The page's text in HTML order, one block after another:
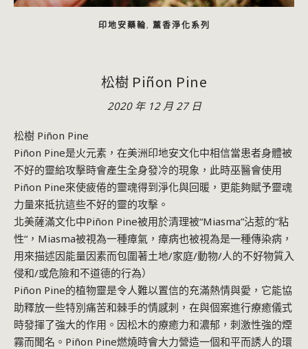
印地安藥輪, 薰香淨化系列
松樹 Piñon Pine
2020 年 12 月 27 日
松樹 Piñon Pine
Piñon Pine是火元素，在美洲印地安文化中相信當患者身體被
不好的靈給攻擊時會產生全身發冷的現象，此時巫醫會使用
Piñon Pine來使疲倦的靈魂得到淨化與回暖，更能夠賦予靈魂
力量來抵抗這些不好的靈的攻擊。
北美薩滿文化中Piñon Pine被用於清理被“Miasma”沾惹的“粘
性“，Miasma被視為一種瘴氣，瘴病也被視為是一種傳染病，
用來描述因能量因素而包圍著土地/家庭/動物/人的不好物質入
侵和/或危險和不道德的行為）
Piñon Pine的植物靈是令人難以置信的充滿熱情與愛，它能協
助釋放一些特別痛苦和棘手的情感刺，在與個案進行療癒儀式
時發揮了強大的作用。因松木的療癒力和濃郁，刺激性強的煙
霧而聞名。Piñon Pine燃燒時會大力營造一個和平而誘人的環